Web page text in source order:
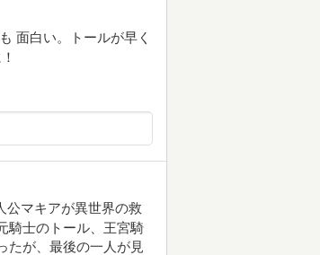
面白い。トールが早く
公マキアが異世界の救
騎士のトール、王宮騎
たが、最後の一人が見